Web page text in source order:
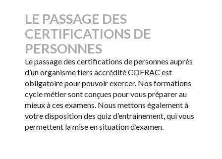
LE PASSAGE DES
CERTIFICATIONS DE
PERSONNES
Le passage des certifications de personnes auprès
d’un organisme tiers accrédité COFRAC est
obligatoire pour pouvoir exercer. Nos formations
cycle métier sont conçues pour vous préparer au
mieux à ces examens. Nous mettons également à
votre disposition des quiz d’entrainement, qui vous
permettent la mise en situation d’examen.